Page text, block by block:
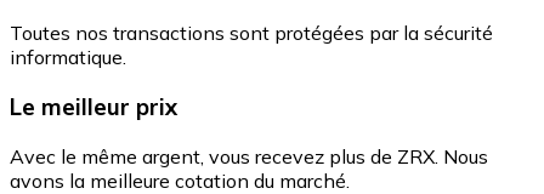
Toutes nos transactions sont protégées par la sécurité
informatique.
Le meilleur prix
Avec le même argent, vous recevez plus de ZRX. Nous
avons la meilleure cotation du marché.